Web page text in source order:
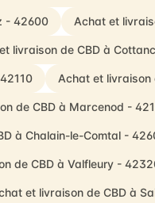
- 42600 Achat et
livraison de CBD à
Achat et livraison
de CBD à Marcenod -
à Chalain-le-Comtal -
de CBD à Valfleury -
et livraison de CBD à